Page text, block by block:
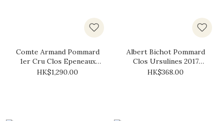
Comte Armand Pommard
1er Cru Clos Epeneaux
2018
HK$1,290.00
Albert Bichot Pommard
Clos Ursulines 2017
(375ml)
HK$368.00